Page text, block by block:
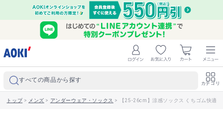
すべての商品から探す カテゴリ
トップ> メンズ > アンダーウェア・ソックス > 【25-26cm】涼感ソックス くちゴム快適